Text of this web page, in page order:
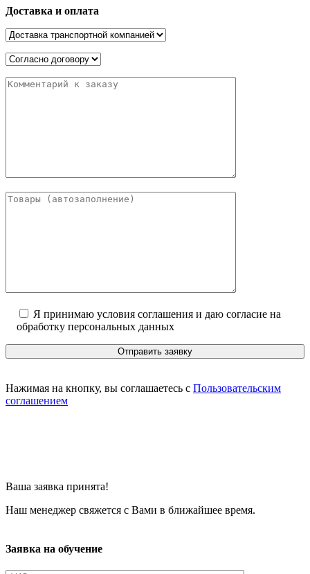
Доставка и оплата
Я принимаю условия соглашения и даю согласие на
обработку персональных данных
Нажимая на кнопку, вы соглашаетесь с Пользовательским
соглашением
Ваша заявка принята!
Наш менеджер свяжется с Вами в ближайшее время.
Заявка на обучение